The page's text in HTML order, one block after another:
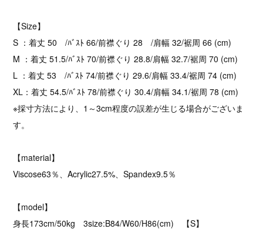
【Size】
S ：着丈 50 /ﾊﾞｽﾄ 66/前襟ぐり 28 /肩幅 32/裾周 66 (cm)
M ：着丈 51.5/ﾊﾞｽﾄ 70/前襟ぐり 28.8/肩幅 32.7/裾周 70 (cm)
L ：着丈 53 /ﾊﾞｽﾄ 74/前襟ぐり 29.6/肩幅 33.4/裾周 74 (cm)
XL：着丈 54.5/ﾊﾞｽﾄ 78/前襟ぐり 30.4/肩幅 34.1/裾周 78 (cm)
※採寸方法により、1～3cm程度の誤差が生じる場合がございま
す。
【material】
Viscose63％、Acrylic27.5%、Spandex9.5％
【model】
身長173cm/50kg 3size:B84/W60/H86(cm) 【S】